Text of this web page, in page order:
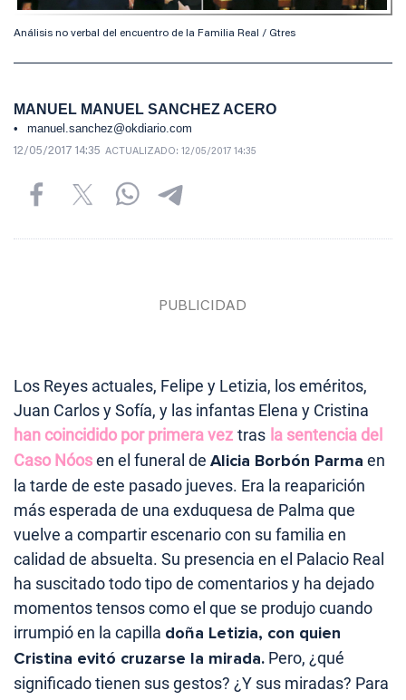
Análisis no verbal del encuentro de la Familia Real / Gtres
MANUEL MANUEL SANCHEZ ACERO
manuel.sanchez@okdiario.com
12/05/2017 14:35 ACTUALIZADO: 12/05/2017 14:35
Los Reyes actuales, Felipe y Letizia, los eméritos,
Juan Carlos y Sofía, y las infantas Elena y Cristina
han coincidido por primera vez tras la sentencia del
Caso Nóosen el funeral de Alicia Borbón Parma en
la tarde de este pasado jueves. Era la reaparición
más esperada de una exduquesa de Palma que
vuelve a compartir escenario con su familia en
calidad de absuelta. Su presencia en el Palacio Real
ha suscitado todo tipo de comentarios y ha dejado
momentos tensos como el que se produjo cuando
irrumpió en la capilla doña Letizia, con quien
Cristina evitó cruzarse la mirada. Pero, ¿qué
significado tienen sus gestos? ¿Y sus miradas? Para